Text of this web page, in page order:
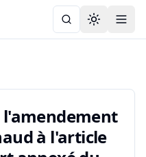
Toggle
l'amendement
à l'article